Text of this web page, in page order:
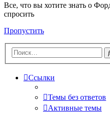
Все, что вы хотите знать о
спросить
Пропустить
Ссылки
Темы без ответов
Активные темы